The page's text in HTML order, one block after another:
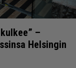
–
Helsingin